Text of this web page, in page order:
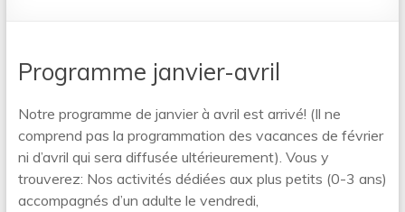
Programme janvier-avril
Notre programme de janvier à avril est arrivé! (Il ne
comprend pas la programmation des vacances de février
ni d’avril qui sera diffusée ultérieurement). Vous y
trouverez: Nos activités dédiées aux plus petits (0-3 ans)
accompagnés d’un adulte le vendredi,